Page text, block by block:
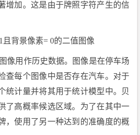
增加。这是由于牌照字符产生的信
且背景像素= 0的二值图像
像用作历史数据。图像是在停车场
查每个图像中是否存在汽车。对于
统计量并将其用于统计模型中。贝
了高概率候选区域。为了在其中一
，使用了另一种达到的准确度的概